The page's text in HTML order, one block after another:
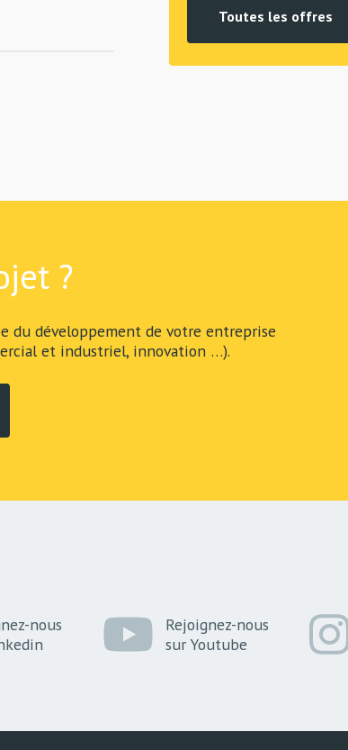
Toutes les offres
?
du développement de votre entreprise
et industriel, innovation …).
Rejoignez-nous
sur Youtube
nous